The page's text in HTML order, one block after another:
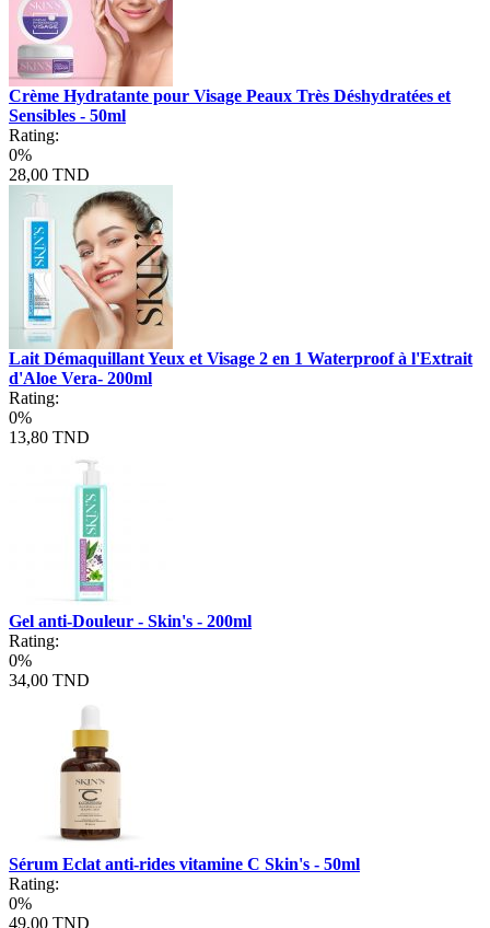
Crème Hydratante pour Visage Peaux Très Déshydratées et
Sensibles - 50ml
Rating:
0%
28,00 TND
Lait Démaquillant Yeux et Visage 2 en 1 Waterproof à l'Extrait
d'Aloe Vera- 200ml
Rating:
0%
13,80 TND
Gel anti-Douleur - Skin's - 200ml
Rating:
0%
34,00 TND
Sérum Eclat anti-rides vitamine C Skin's - 50ml
Rating:
0%
49,00 TND